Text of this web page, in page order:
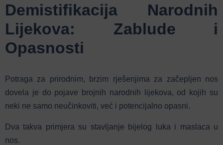
Demistifikacija Narodnih
Lijekova: Zablude i
Opasnosti
Potraga za prirodnim, brzim rješenjima za začepljen nos
dovela je do pojave brojnih narodnih lijekova, od kojih su
neki ne samo neučinkoviti, već i potencijalno opasni.
Dva takva primjera su stavljanje bijelog luka i maslaca u
nos.